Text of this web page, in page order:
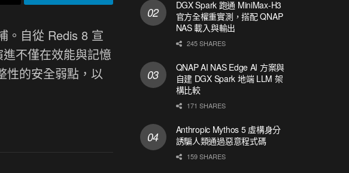
。自從 Redis 8 宣
不僅在效能與記憶
性的安全弱點，以
DGX Spark 跑通 MiniMax-H3
官方全權重實測，搭配 QNAP
NAS 載入與輸出
245 SHARES
QNAP AI NAS Edge AI 方案與
自建 DGX Spark 地端 LLM 架
構比較
171 SHARES
Anthropic Mythos 5 虛構身分
誘騙人類通過惡意程式碼
159 SHARES